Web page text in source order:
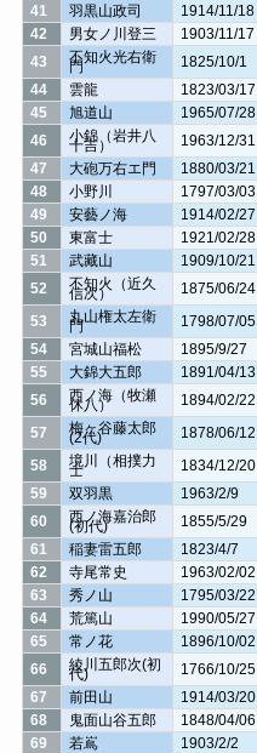
41 羽黒山政司 1914/11/18
42
男女ノ川登三 1903/11/17
43
不知火光右衛
門 1825/10/1
44
雲龍 1823/03/17
45
旭道山 1965/07/28
46
小錦（岩井八
十吉） 1963/12/31
47
大砲万右エ門 1880/03/21
48
小野川 1797/03/03
49
安藝ノ海 1914/02/27
50
東富士 1921/02/28
51
武藏山 1909/10/21
52
不知火（近久
信次） 1875/06/24
53 丸山権太左衛
門 1798/07/05
54
宮城山福松 1895/9/27
55
大錦大五郎 1891/04/13
56
西ノ海（牧瀬
休八） 1894/02/22
57 梅ヶ谷藤太郎
(2代) 1878/06/12
58 境川（相撲力
士 1834/12/20
59
双羽黒 1963/2/9
60
西ノ海嘉治郎
(初代) 1855/5/29
61
稲妻雷五郎 1823/4/7
62
寺尾常史 1963/02/02
63
秀ノ山 1795/03/22
64
荒篤山 1990/05/27
65
常ノ花 1896/10/02
66
綾川五郎次(初
代) 1766/10/25
67
前田山 1914/03/20
68
鬼面山谷五郎 1848/04/06
69
若嶌 1903/2/2